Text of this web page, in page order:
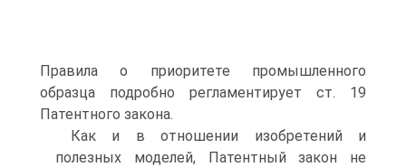
Правила о приоритете промышленного
образца подробно регламентирует ст. 19
Патентного закона.
Как и в отношении изобретений и
полезных моделей, Патентный закон не